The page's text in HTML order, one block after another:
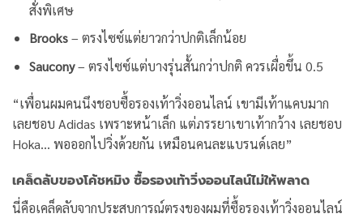
สั่งพิเศษ
Brooks– ตรงไซซ์แต่ยาวกว่าปกติเล็กน้อย
Saucony– ตรงไซซ์แต่บางรุ่นสั้นกว่าปกติ ควรเผื่อขึ้น 0.5
“เพื่อนผมคนนึงชอบซื้อรองเท้าวิ่งออนไลน์ เขามีเท้าแคบมาก
เลยชอบ Adidas เพราะหน้าเล็ก แต่ภรรยาเขาเท้ากว้าง เลยชอบ
Hoka… พอออกไปวิ่งด้วยกัน เหมือนคนละแบรนด์เลย”
เคล็ดลับของโค้ชหมิง ซื้อรองเท้าวิ่งออนไลน์ไม่ให้พลาด
นี่คือเคล็ดลับจากประสบการณ์ตรงของผมที่ซื้อรองเท้าวิ่งออนไลน์